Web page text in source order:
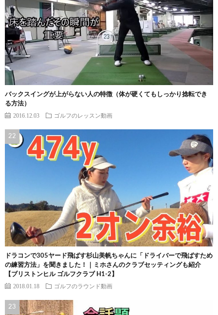
バックスイングが上がらない人の特徴（体が硬くてもしっかり捻転でき
る方法）
2016.12.03 ゴルフのレッスン動画
ドラコンで305ヤード飛ばす杉山美帆ちゃんに「ドライバーで飛ばすため
の練習方法」を聞きました！｜ミホさんのクラブセッティングも紹介
【ブリストンヒル ゴルフクラブ H1-2】
2018.01.18 ゴルフのラウンド動画